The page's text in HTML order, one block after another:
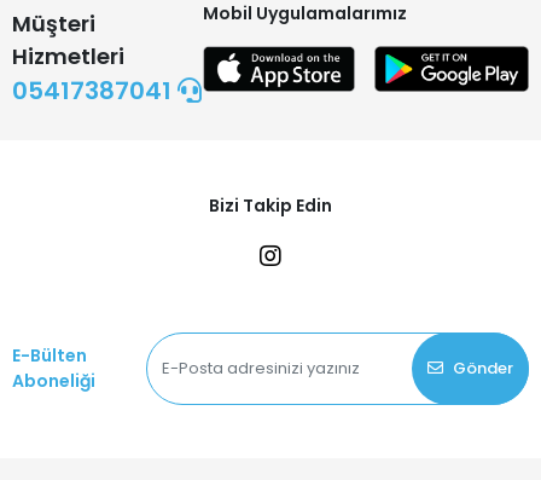
Müşteri
Hizmetleri
05417387041
Mobil Uygulamalarımız
Bizi Takip Edin
E-Bülten
Aboneliği
Gönder